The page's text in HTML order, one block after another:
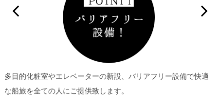
多目的化粧室やエレベーターの新設、バリアフリー設備で快適
な船旅を全ての人にご提供致します。